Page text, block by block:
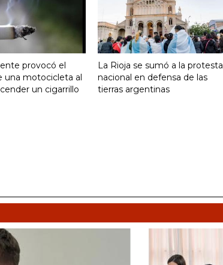
provocó el
una motocicleta al
un cigarrillo
La Rioja se sumó a la protesta
nacional en defensa de las
tierras argentinas